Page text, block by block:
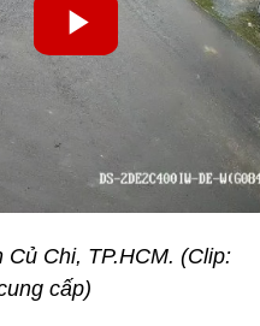
Chi, TP.HCM. (Clip:
cấp)